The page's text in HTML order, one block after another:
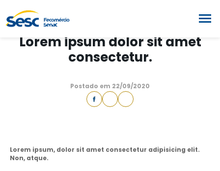
Lorem ipsum dolor sit amet
consectetur.
Postado em 22/09/2020
Lorem ipsum, dolor sit amet consectetur adipisicing elit.
Non, atque.